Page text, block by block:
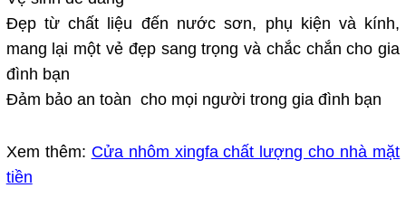
Đẹp từ chất liệu đến nước sơn, phụ kiện và kính,
mang lại một vẻ đẹp sang trọng và chắc chắn cho gia
đình bạn
Đảm bảo an toàn cho mọi người trong gia đình bạn
Xem thêm: Cửa nhôm xingfa chất lượng cho nhà mặt
tiền